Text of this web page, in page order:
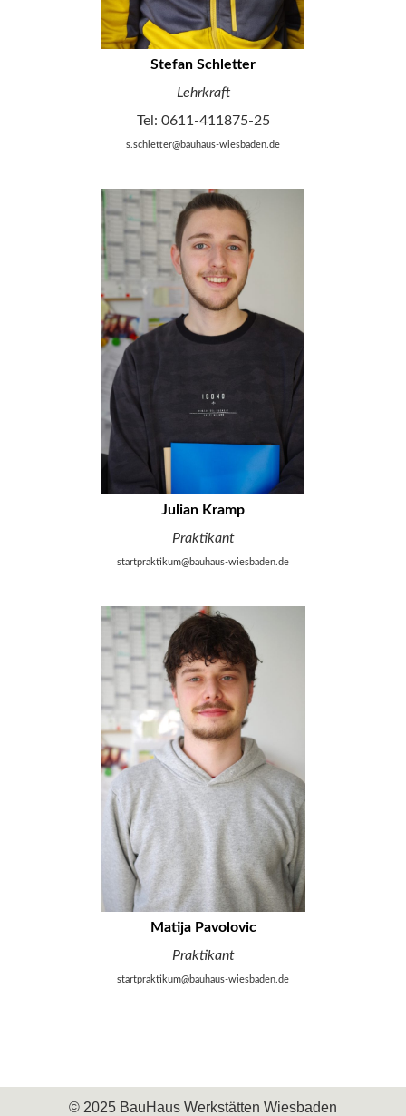
Stefan Schletter
Lehrkraft
Tel: 0611-411875-25
s.schletter@bauhaus-wiesbaden.de
Julian Kramp
Praktikant
startpraktikum@bauhaus-wiesbaden.de
Matija Pavolovic
Praktikant
startpraktikum@bauhaus-wiesbaden.de
© 2025 BauHaus Werkstätten Wiesbaden